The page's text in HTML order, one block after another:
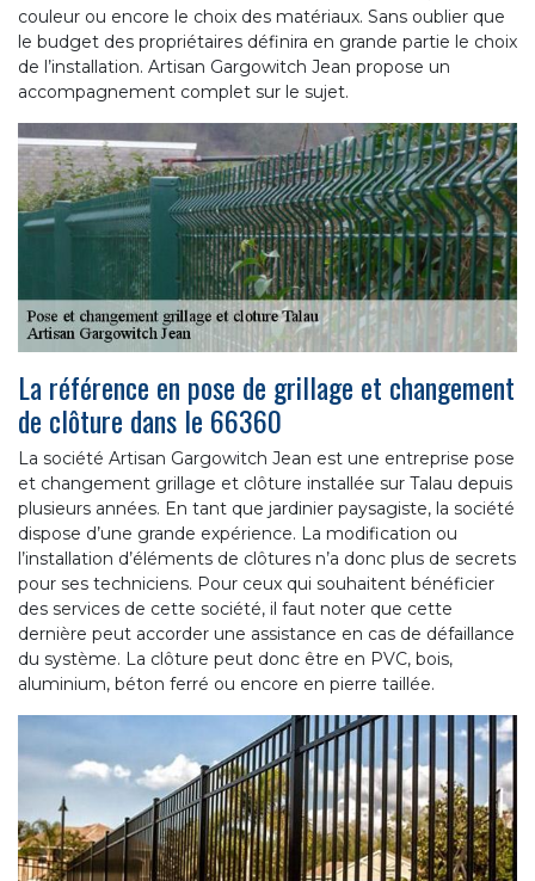
couleur ou encore le choix des matériaux. Sans oublier que
le budget des propriétaires définira en grande partie le choix
de l’installation. Artisan Gargowitch Jean propose un
accompagnement complet sur le sujet.
La référence en pose de grillage et changement
de clôture dans le 66360
La société Artisan Gargowitch Jean est une entreprise pose
et changement grillage et clôture installée sur Talau depuis
plusieurs années. En tant que jardinier paysagiste, la société
dispose d’une grande expérience. La modification ou
l’installation d’éléments de clôtures n’a donc plus de secrets
pour ses techniciens. Pour ceux qui souhaitent bénéficier
des services de cette société, il faut noter que cette
dernière peut accorder une assistance en cas de défaillance
du système. La clôture peut donc être en PVC, bois,
aluminium, béton ferré ou encore en pierre taillée.